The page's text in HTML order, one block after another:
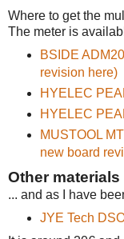
Where to get the
The meter is
BSIDE
revision here)
HYELEC
HYELEC
MUSTOOL
new board
Other materials
... and as I have
JYE Tech